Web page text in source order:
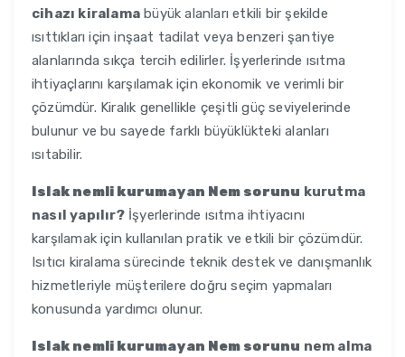
cihazı kiralama büyük alanları etkili bir şekilde
ısıttıkları için inşaat tadilat veya benzeri şantiye
alanlarında sıkça tercih edilirler. İşyerlerinde ısıtma
ihtiyaçlarını karşılamak için ekonomik ve verimli bir
çözümdür. Kiralık genellikle çeşitli güç seviyelerinde
bulunur ve bu sayede farklı büyüklükteki alanları
ısıtabilir.
Islak nemli kurumayan Nem sorunu kurutma
nasıl yapılır?İşyerlerinde ısıtma ihtiyacını
karşılamak için kullanılan pratik ve etkili bir çözümdür.
Isıtıcı kiralama sürecinde teknik destek ve danışmanlık
hizmetleriyle müşterilere doğru seçim yapmaları
konusunda yardımcı olunur.
Islak nemli kurumayan Nem sorunu nem alma